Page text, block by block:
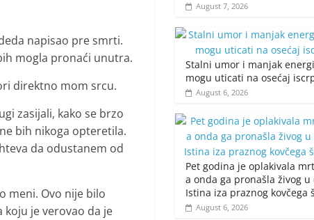
napisao pre smrti.
mogla pronaći unutra.
direktno mom srcu.
zasijali, kako se brzo
bih nikoga opteretila.
da odustanem od
meni. Ovo nije bilo
je verovao da je
August 7, 2026
Stalni umor i manjak
mogu uticati na osećaj
August 6, 2026
Pet godina je oplakivala
a onda ga pronašla živog
Istina iza praznog kovčega
August 6, 2026